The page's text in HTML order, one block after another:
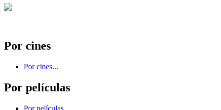
Por cines
Por cines...
Por películas
Por películas...